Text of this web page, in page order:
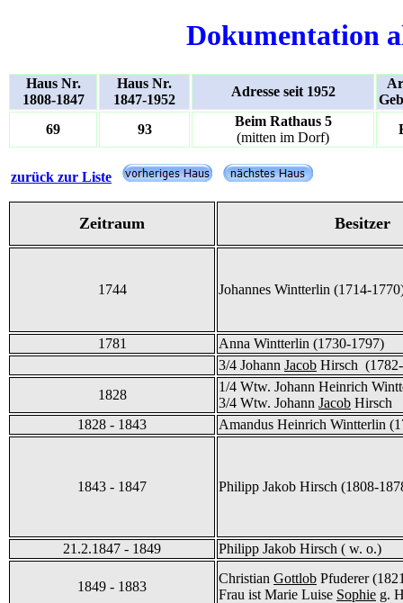
Dokumentation
Haus Nr.
1808-1847
Haus Nr.
1847-1952
Adresse seit 1952
69
93
Beim Rathaus 5
(mitten im Dorf)
zurück zur Liste
Zeitraum Besitzer
1744 Johannes Wintterlin (1714-
1781
Anna Wintterlin (1730-1797)
3/4 Johann Jacob Hirsch
1828
1/4 Wtw. Johann Heinrich
3/4 Wtw. Johann Jacob Hirsch
1828 - 1843
Amandus Heinrich Wintterlin
1843 - 1847 Philipp Jakob Hirsch (1808-
21.2.1847 - 1849 Philipp Jakob Hirsch ( w. o.)
1849 - 1883
Christian Gottlob Pfuderer
Frau ist Marie Luise Sophie g.